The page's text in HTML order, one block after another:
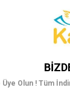
Olun ! Tüm